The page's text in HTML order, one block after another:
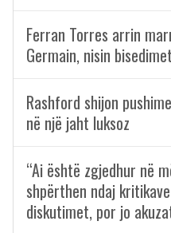
Ferran Torres arrin
Germain, nisin
Rashford shijon
në një jaht luksoz
“Ai është zgjedhur në
shpërthen ndaj
diskutimet, por jo